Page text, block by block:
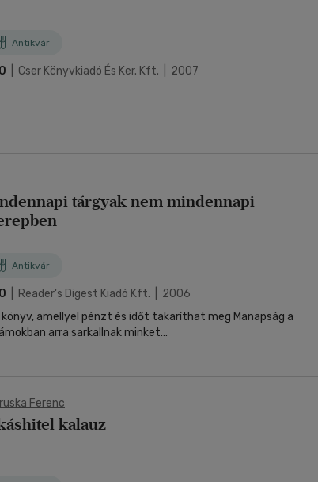
Antikvár
0 | Cser Könyvkiadó És Ker. Kft. | 2007
tárgyak nem mindennapi
Antikvár
0
| Reader's Digest Kiadó Kft. | 2006
könyv, amellyel pénzt és időt takaríthat meg Manapság a
arra sarkallnak minket...
Ferenc
kalauz